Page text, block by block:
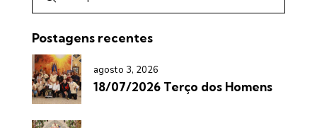
Postagens recentes
agosto 3, 2026
18/07/2026 Terço dos Homens